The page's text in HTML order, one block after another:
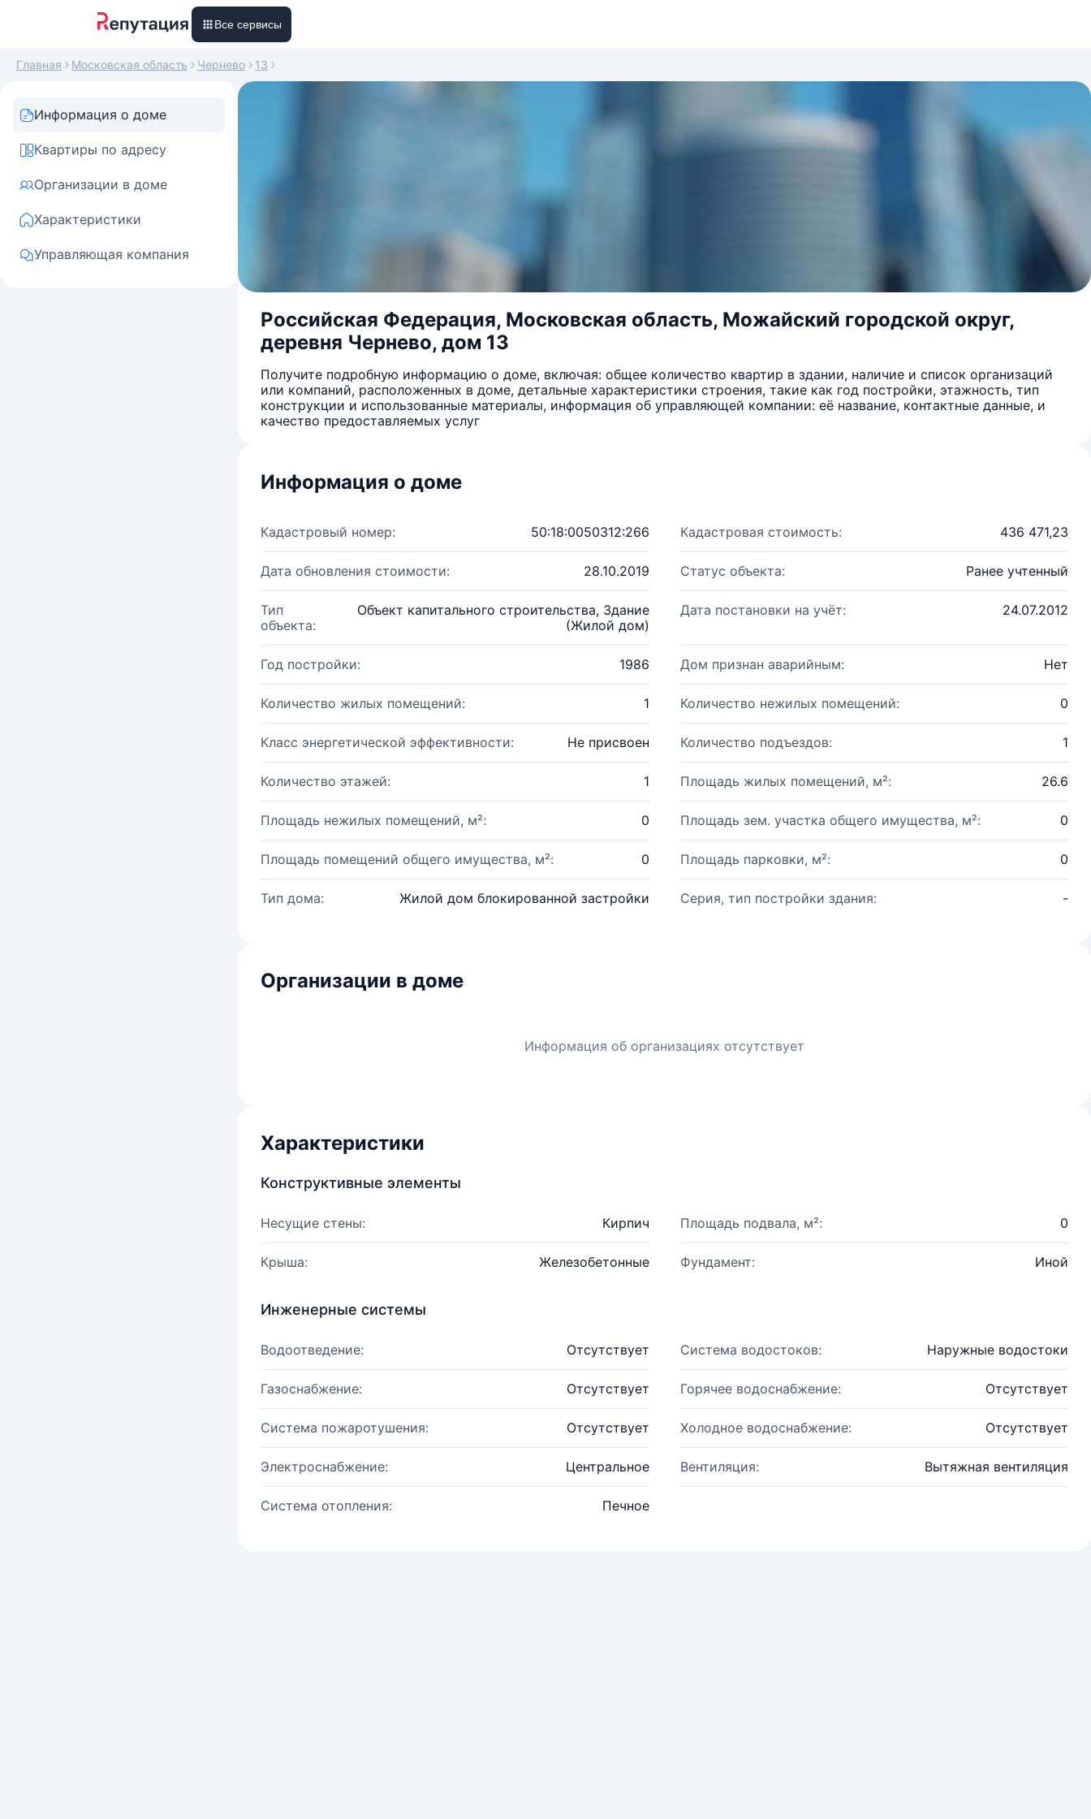
Все сервисы
Главная Московская область Чернево 13
Информация о доме
Квартиры по адресу
Организации в доме
Характеристики
Управляющая компания
Российская Федерация, Московская область, Можайский городской округ,
деревня Чернево, дом 13
Получите подробную информацию о доме, включая: общее количество квартир в здании, наличие и список организаций
или компаний, расположенных в доме, детальные характеристики строения, такие как год постройки, этажность, тип
конструкции и использованные материалы, информация об управляющей компании: её название, контактные данные, и
качество предоставляемых услуг
Информация о доме
Кадастровый номер: 50:18:0050312:266 Кадастровая стоимость: 436 471,23
Дата обновления стоимости: 28.10.2019 Статус объекта: Ранее учтенный
Тип
объекта:
Объект капитального строительства, Здание
(Жилой дом)
Дата постановки на учёт: 24.07.2012
Год постройки: 1986 Дом признан аварийным: Нет
Количество жилых помещений: 1 Количество нежилых помещений: 0
Класс энергетической эффективности: Не присвоен Количество подъездов: 1
Количество этажей: 1 Площадь жилых помещений, м²: 26.6
Площадь нежилых помещений, м²: 0 Площадь зем. участка общего имущества, м²: 0
Площадь помещений общего имущества, м²: 0 Площадь парковки, м²: 0
Тип дома: Жилой дом блокированной застройки Серия, тип постройки здания: -
Организации в доме
Информация об организациях отсутствует
Характеристики
Конструктивные элементы
Несущие стены: Кирпич Площадь подвала, м²: 0
Крыша: Железобетонные Фундамент: Иной
Инженерные системы
Водоотведение: Отсутствует Система водостоков: Наружные водостоки
Газоснабжение: Отсутствует Горячее водоснабжение: Отсутствует
Система пожаротушения: Отсутствует Холодное водоснабжение: Отсутствует
Электроснабжение: Центральное Вентиляция: Вытяжная вентиляция
Система отопления: Печное